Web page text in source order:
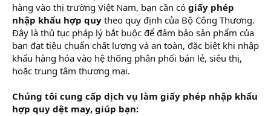
hàng vào thị trường Việt Nam, bạn cần có giấy phép
nhập khẩu hợp quy theo quy định của Bộ Công Thương.
Đây là thủ tục pháp lý bắt buộc để đảm bảo sản phẩm của
bạn đạt tiêu chuẩn chất lượng và an toàn, đặc biệt khi nhập
khẩu hàng hóa vào hệ thống phân phối bán lẻ, siêu thị,
hoặc trung tâm thương mại.
Chúng tôi cung cấp dịch vụ làm giấy phép nhập khẩu
hợp quy dệt may, giúp bạn: